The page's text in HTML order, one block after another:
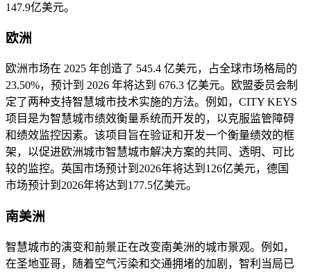
147.9亿美元。
欧洲
欧洲市场在 2025 年创造了 545.4 亿美元，占全球市场格局的
23.50%，预计到 2026 年将达到 676.3 亿美元。欧盟委员会制
定了两种支持智慧城市技术实施的方法。例如，CITY KEYS
项目是为智慧城市绩效衡量系统而开发的，以克服监管障碍
和绩效监控因素。该项目旨在验证和开发一个衡量绩效的框
架，以促进欧洲城市智慧城市解决方案的共同、透明、可比
较的监控。英国市场预计到2026年将达到126亿美元，德国
市场预计到2026年将达到177.5亿美元。
南美洲
智慧城市的演变和前景正在改变南美洲的城市景观。例如，
在圣地亚哥，随着空气污染和交通拥堵的加剧，智利当局已